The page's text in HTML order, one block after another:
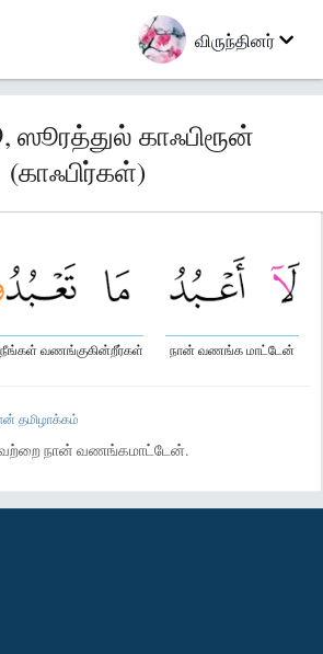
விருந்தினர்
ஸூரத்துல் காஃபிரூன்
(காஃபிர்கள்)
நான் வணங்க மாட்டேன்
வணங்குகின்றீர்கள்
தமிழாக்கம்
நான் வணங்கமாட்டேன்.